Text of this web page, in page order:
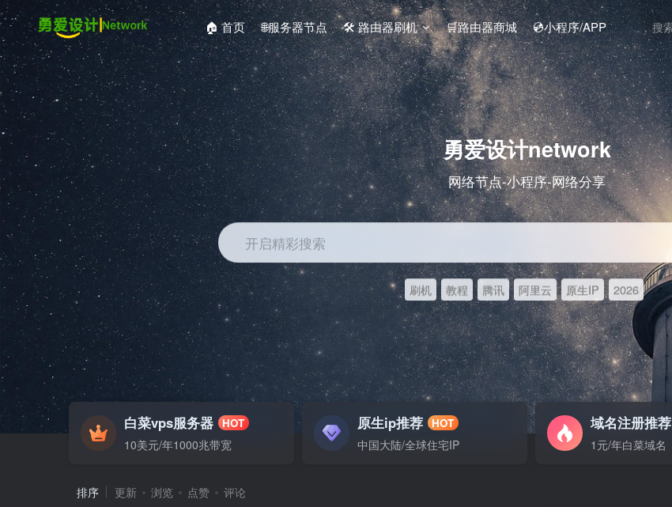
🏠 首页 🌐服务器节点 🛠️ 路由器刷机 🛒路由器商城 💿小程序/APP
勇爱设计network
网络节点-小程序-网络分享
开启精彩搜索
刷机 教程 腾讯 阿里云 原生IP 2026
白菜vps服务器 HOT
10美元/年1000兆带宽
原生ip推荐 HOT
中国大陆/全球住宅IP
域名注册推荐
1元/年白菜域名
排序 更新 浏览 点赞 评论